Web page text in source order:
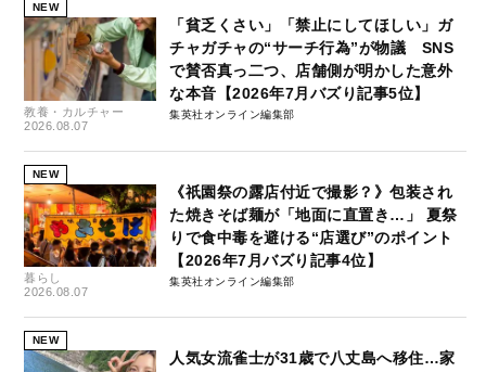
NEW
教養・カルチャー
2026.08.07
「貧乏くさい」「禁止にしてほしい」ガ
チャガチャの“サーチ行為”が物議 SNS
で賛否真っ二つ、店舗側が明かした意外
な本音【2026年7月バズり記事5位】
集英社オンライン編集部
NEW
暮らし
2026.08.07
《祇園祭の露店付近で撮影？》包装され
た焼きそば麺が「地面に直置き…」 夏祭
りで食中毒を避ける“店選び”のポイント
【2026年7月バズり記事4位】
集英社オンライン編集部
NEW
人気女流雀士が31歳で八丈島へ移住…家